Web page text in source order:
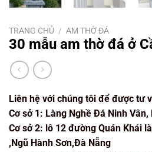
TRANG CHỦ / AM THỜ ĐÁ
30 mẫu am thờ đá ở
Liên hệ với chúng tôi để được tư
Cơ sở 1: Làng Nghề Đá Ninh
Cơ sở 2: lô 12 đường Quán Khái
,Ngũ Hành Sơn,Đà Nẵng